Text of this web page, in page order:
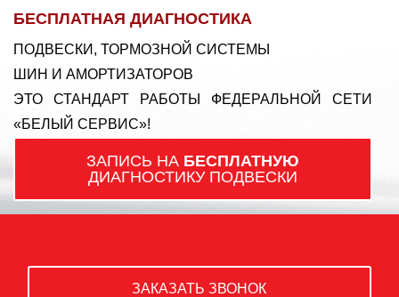
БЕСПЛАТНАЯ ДИАГНОСТИКА
ПОДВЕСКИ, ТОРМОЗНОЙ СИСТЕМЫ
ШИН И АМОРТИЗАТОРОВ
ЭТО СТАНДАРТ РАБОТЫ ФЕДЕРАЛЬНОЙ СЕТИ
«БЕЛЫЙ СЕРВИС»!
ЗАПИСЬ НА БЕСПЛАТНУЮ
ДИАГНОСТИКУ ПОДВЕСКИ
ЗАКАЗАТЬ ЗВОНОК